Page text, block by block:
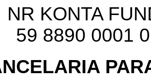
NR KONTA
59 8890 0001